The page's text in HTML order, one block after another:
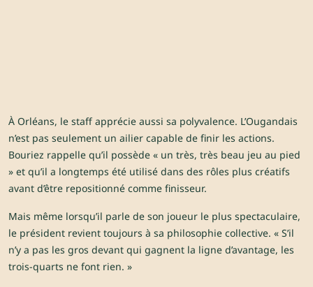
À Orléans, le staff apprécie aussi sa polyvalence. L’Ougandais
n’est pas seulement un ailier capable de finir les actions.
Bouriez rappelle qu’il possède « un très, très beau jeu au pied
» et qu’il a longtemps été utilisé dans des rôles plus créatifs
avant d’être repositionné comme finisseur.
Mais même lorsqu’il parle de son joueur le plus spectaculaire,
le président revient toujours à sa philosophie collective. « S’il
n’y a pas les gros devant qui gagnent la ligne d’avantage, les
trois-quarts ne font rien. »